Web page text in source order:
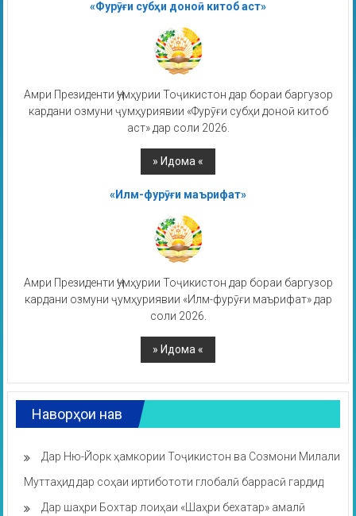
«Фурӯғи субҳи доноӣ китоб аст»
Амри Президенти Ҷумҳурии Тоҷикистон дар бораи баргузор
кардани озмуни ҷумҳуриявии «Фурӯғи субҳи доноӣ китоб
аст» дар соли 2026.
«Илм-фурӯғи маърифат»
Амри Президенти Ҷумҳурии Тоҷикистон дар бораи баргузор
кардани озмуни ҷумҳуриявии «Илм-фурӯғи маърифат» дар
соли 2026.
Наворҳои нав
Дар Ню-Йорк ҳамкории Тоҷикистон ва Созмони Милали
Муттаҳид дар соҳаи иртибототи глобалӣ баррасӣ гардид
Дар шаҳри Бохтар лоиҳаи «Шаҳри бехатар» амалӣ